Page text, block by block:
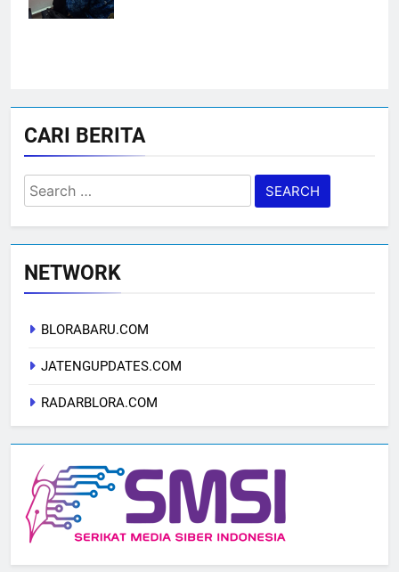
CARI BERITA
Search
for:
NETWORK
BLORABARU.COM
JATENGUPDATES.COM
RADARBLORA.COM